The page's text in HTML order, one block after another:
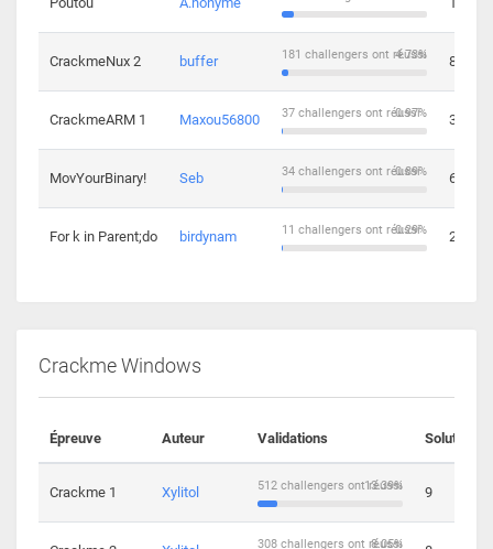
CrackmeNux 2 buffer 4.73%
181 challengers ont réussi 8
CrackmeARM 1 Maxou56800 0.97%
37 challengers ont réussi 3
MovYourBinary! Seb 0.89%
34 challengers ont réussi 6
For k in Parent;do birdynam 0.29%
11 challengers ont réussi 2
Crackme Windows
Épreuve Auteur Validations Solutions
Crackme 1 Xylitol 13.39%
512 challengers ont réussi 9
8.05%
308 challengers ont réussi